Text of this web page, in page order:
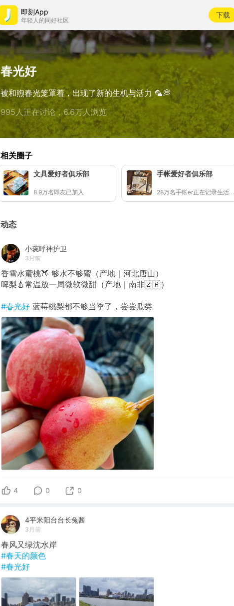
即刻App
年轻人的同好社区
下载
春光好
被和煦春光笼罩着，出现了新的生机与活力 🦜💭
995人正在讨论，6.6万人浏览
相关圈子
文具爱好者俱乐部
8.9万名即友已加入
手帐爱好者俱乐部
28万名手帐er正在记录生活灵感📖✨
动态
小琬呼神护卫
3月前
香雪水蜜桃🍑 够水不够蜜（产地｜河北唐山）
啤梨🍐常温放一周微软微甜（产地｜南非🇿🇦）
#春光好 蓝莓桃梨都不够当季了，尝尝瓜类
4 0 0
4平米阳台台长兔酱
3月前
春风又绿沈水岸
#春天的颜色
#春光好